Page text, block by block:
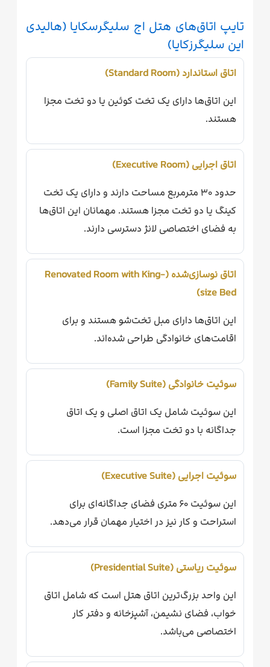
تایپ اتاق‌های هتل اج سلیگرسکایا (هالیدی
این سلیگرزکایا)
اتاق استاندارد (Standard Room)
این اتاق‌ها دارای یک تخت کوئین یا دو تخت مجزا
هستند.
اتاق اجرایی (Executive Room)
حدود ۳۰ مترمربع مساحت دارند و دارای یک تخت
کینگ یا دو تخت مجزا هستند. مهمانان این اتاق‌ها
به فضای اختصاصی لانژ دسترسی دارند.
اتاق نوسازی‌شده (Renovated Room with King-
size Bed)
این اتاق‌ها دارای مبل تخت‌شو هستند و برای
اقامت‌های خانوادگی طراحی شده‌اند.
سوئیت خانوادگی (Family Suite)
این سوئیت شامل یک اتاق اصلی و یک اتاق
جداگانه با دو تخت مجزا است.
سوئیت اجرایی (Executive Suite)
این سوئیت ۶۰ متری فضای جداگانه‌ای برای
استراحت و کار نیز در اختیار مهمان قرار می‌دهد.
سوئیت ریاستی (Presidential Suite)
این واحد بزرگ‌ترین اتاق هتل است که شامل اتاق
خواب، فضای نشیمن، آشپزخانه و دفتر کار
اختصاصی می‌باشد.